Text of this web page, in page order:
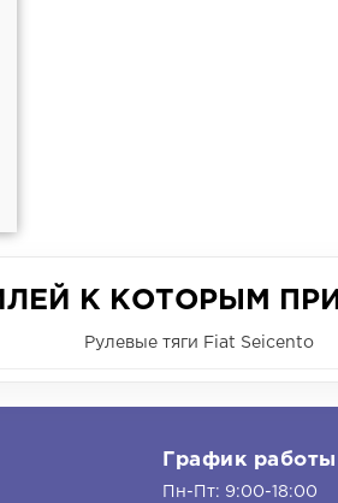
К КОТОРЫМ
Рулевые тяги Fiat Seicento
График работы
Пн-Пт: 9:00-18:00